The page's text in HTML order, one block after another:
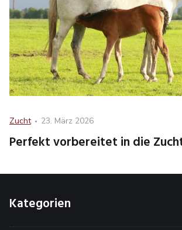
Category
Zucht
Posted
23. März 2026
Perfekt vorbereitet in die
Kategorien